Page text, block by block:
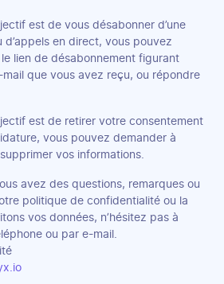
est de vous désabonner d’une
d’appels en direct, vous pouvez
lien de désabonnement figurant
mail que vous avez reçu, ou répondre
est de retirer votre consentement
vous pouvez demander à
vos informations.
avez des questions, remarques ou
politique de confidentialité ou la
vos données, n’hésitez pas à
ou par e-mail.